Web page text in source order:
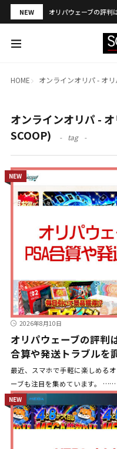
NEW オリパウェーブの評判
HOME オンラインオリパ - オリ
オンラインオリパ -
SCOOP)
tag
NEW
2026年8月10日
オリパウェーブの評判
合算や発送トラブルを
最近、スマホで手軽に楽しめる
ーブも注目を集めています。 ……
NEW